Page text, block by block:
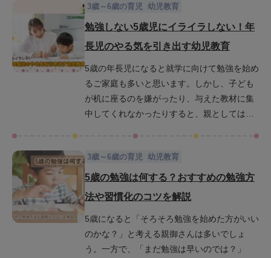
に適した勉強時間の目安や集中時間、習慣化
のコツ、さらに楽しみながら学べる工夫を紹
介します。毎日の小さな積み重ねが子どもの
未来の学びの基盤を着実につくっていきま
す。
3歳～6歳の育児 幼児教育
勉強しない5歳児にイライラしない！年
長児のやる気を引き出す幼児教育
5歳の年長児になると就学に向けて勉強を始め
るご家庭も多いと思います。しかし、子ども
が机に座るのを嫌がったり、与えた教材に集
中してくれなかったりすると、親としては
この記事では、5歳児が勉強を嫌がる理由を丁
寧に紐解きながら親子のストレスやイライラ
幼児教育の具体策を紹介します。読み終える
頃には、接し方に前向きな変化を感じていた
だけるはずです。
3歳～6歳の育児 幼児教育
5歳の勉強は何する？おすすめの勉強方
法や習慣化のコツを解説
5歳になると「そろそろ勉強を始めた方がいい
のかな？」と考える親御さんは多いでしょ
う。一方で、「まだ勉強は早いのでは？」